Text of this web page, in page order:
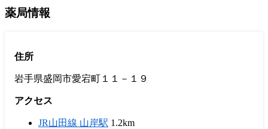
薬局情報
住所
岩手県盛岡市愛宕町１１－１９
アクセス
JR山田線 山岸駅 1.2km